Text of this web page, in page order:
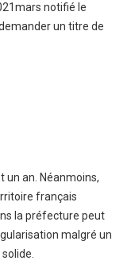
notifié le
un titre de
un an. Néanmoins,
français
la préfecture peut
malgré un